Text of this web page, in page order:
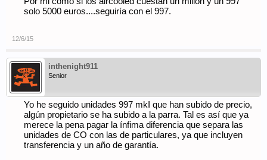
solo 5000 euros....seguiría con el 997.
12/6/15
inthenight911
Senior
Yo he seguido unidades 997 mkI que han subido de precio,
algún propietario se ha subido a la parra. Tal es así que ya
merece la pena pagar la ínfima diferencia que separa las
unidades de CO con las de particulares, ya que incluyen
transferencia y un año de garantía.